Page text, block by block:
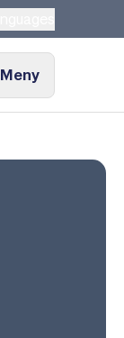
Meny